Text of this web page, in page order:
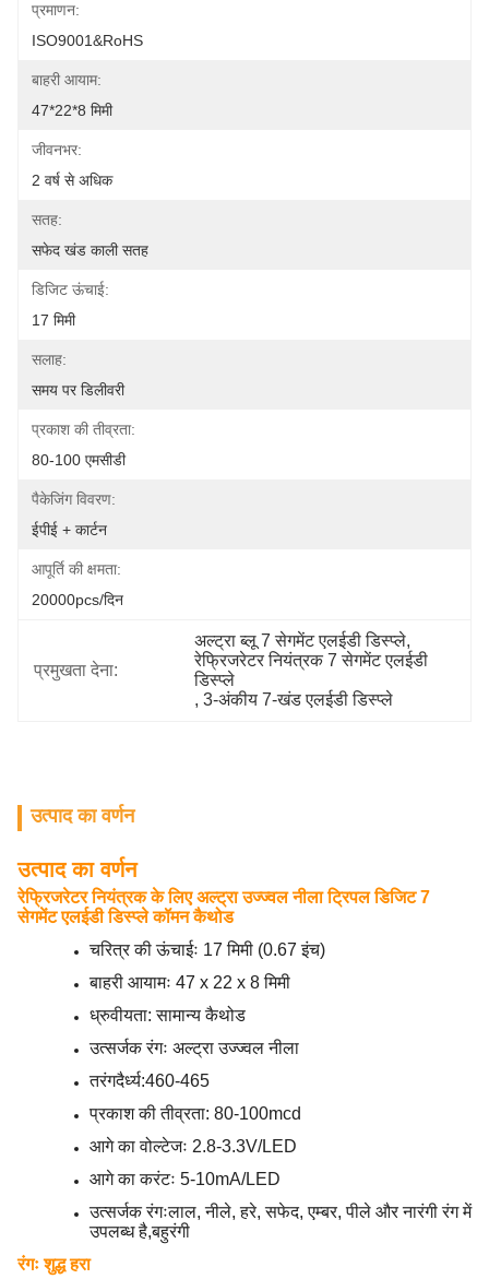
प्रमाणन:
ISO9001&RoHS
बाहरी आयाम:
47*22*8 मिमी
जीवनभर:
2 वर्ष से अधिक
सतह:
सफेद खंड काली सतह
डिजिट ऊंचाई:
17 मिमी
सलाह:
समय पर डिलीवरी
प्रकाश की तीव्रता:
80-100 एमसीडी
पैकेजिंग विवरण:
ईपीई + कार्टन
आपूर्ति की क्षमता:
20000pcs/दिन
प्रमुखता देना:
अल्ट्रा ब्लू 7 सेगमेंट एलईडी डिस्प्ले,
रेफ्रिजरेटर नियंत्रक 7 सेगमेंट एलईडी
डिस्प्ले
, 3-अंकीय 7-खंड एलईडी डिस्प्ले
उत्पाद का वर्णन
उत्पाद का वर्णन
रेफ्रिजरेटर नियंत्रक के लिए अल्ट्रा उज्ज्वल नीला ट्रिपल डिजिट 7
सेगमेंट एलईडी डिस्प्ले कॉमन कैथोड
चरित्र की ऊंचाईः 17 मिमी (0.67 इंच)
बाहरी आयामः 47 x 22 x 8 मिमी
ध्रुवीयता: सामान्य कैथोड
उत्सर्जक रंगः अल्ट्रा उज्ज्वल नीला
तरंगदैर्ध्य:460-465
प्रकाश की तीव्रता: 80-100mcd
आगे का वोल्टेजः 2.8-3.3V/LED
आगे का करंटः 5-10mA/LED
उत्सर्जक रंगःलाल, नीले, हरे, सफेद, एम्बर, पीले और नारंगी रंग में
उपलब्ध है,बहुरंगी
रंगः शुद्ध हरा